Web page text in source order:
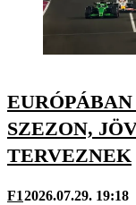
SZEZON,
TERVEZNEK
F12026.07.29. 19:18